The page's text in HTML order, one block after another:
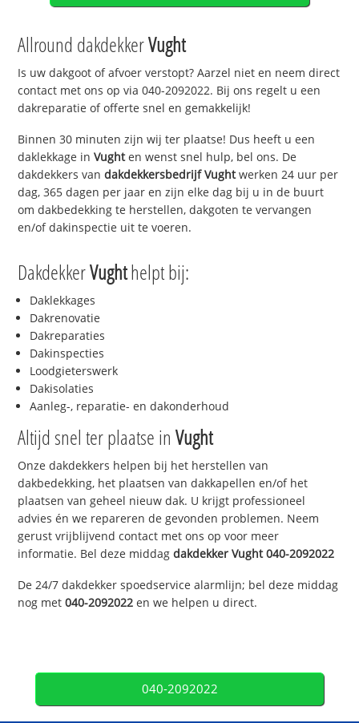
Allround dakdekkerVught
Is uw dakgoot of afvoer verstopt? Aarzel niet en neem direct
contact met ons op via 040-2092022. Bij ons regelt u een
dakreparatie of offerte snel en gemakkelijk!
Binnen 30 minuten zijn wij ter plaatse! Dus heeft u een
daklekkage inVughten wenst snel hulp, bel ons. De
dakdekkers vandakdekkersbedrijfVught werken 24 uur per
dag, 365 dagen per jaar en zijn elke dag bij u in de buurt
om dakbedekking te herstellen, dakgoten te vervangen
en/of dakinspectie uit te voeren.
DakdekkerVughthelpt bij:
Daklekkages
Dakrenovatie
Dakreparaties
Dakinspecties
Loodgieterswerk
Dakisolaties
Aanleg-, reparatie- en dakonderhoud
Altijd snel ter plaatse inVught
Onze dakdekkers helpen bij het herstellen van
dakbedekking, het plaatsen van dakkapellen en/of het
plaatsen van geheel nieuw dak. U krijgt professioneel
advies én we repareren de gevonden problemen. Neem
gerust vrijblijvend contact met ons op voor meer
informatie. Bel deze middagdakdekkerVught040-2092022
De 24/7 dakdekker spoedservice alarmlijn; bel deze middag
nog met040-2092022 en we helpen u direct.
040-2092022